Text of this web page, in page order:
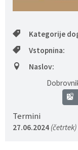
Kategorije
Vstopnina:
Naslov:
Termini
27.06.2024 (četrtek)